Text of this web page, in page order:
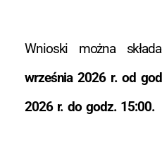
Wnioski można
września 2026 r. od
2026 r. do godz. 15:00.